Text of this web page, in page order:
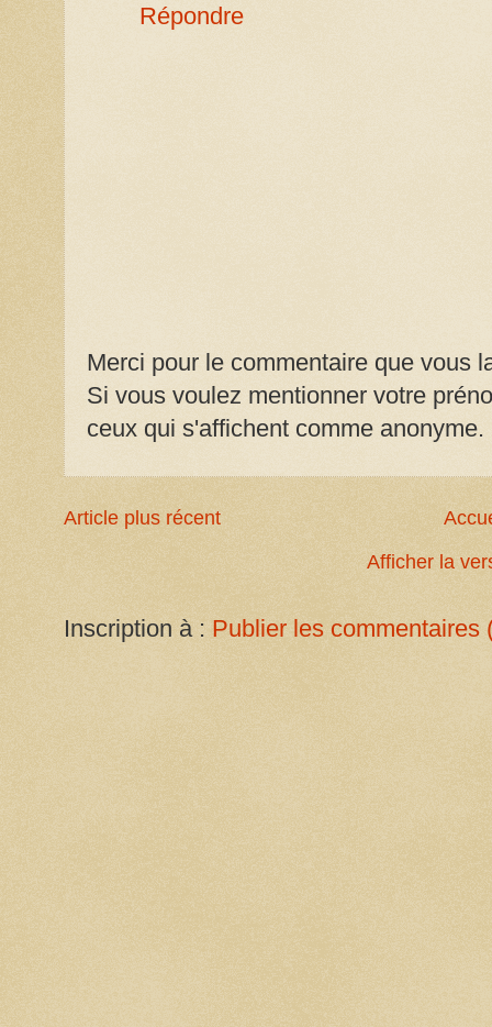
Répondre
Merci pour le commentaire que vous
Si vous voulez mentionner votre
ceux qui s'affichent comme anonyme.
Article plus récent
Afficher la
Inscription à : Publier les commentaires